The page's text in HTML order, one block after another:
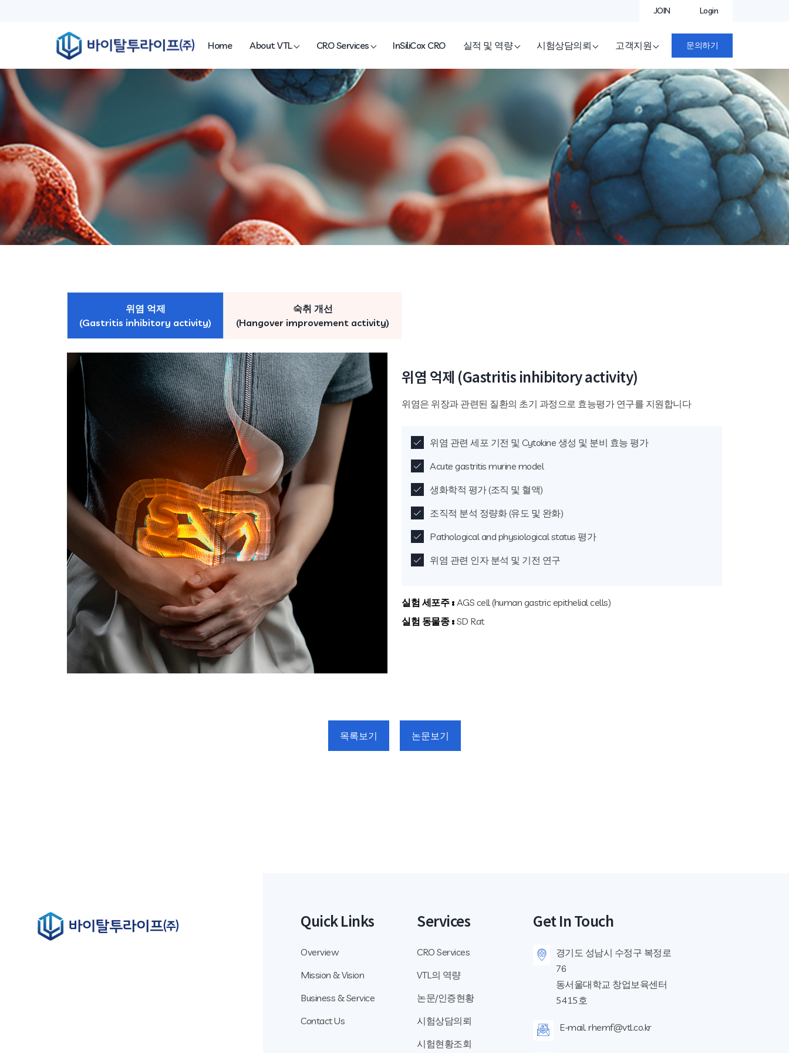
Login
JOIN
Home About VTL CRO Services InSiliCox CRO 실적 및 역량 시험상담의뢰 고객지원 문의하기
위염 억제
(Gastritis inhibitory activity)
숙취 개선
(Hangover improvement activity)
위염 억제 (Gastritis inhibitory activity)
위염은 위장과 관련된 질환의 초기 과정으로 효능평가 연구를 지원합니다
위염 관련 세포 기전 및 Cytokine 생성 및 분비 효능 평가
Acute gastritis murine model
생화학적 평가 (조직 및 혈액)
조직적 분석 정량화 (유도 및 완화)
Pathological and physiological status 평가
위염 관련 인자 분석 및 기전 연구
실험 세포주 : AGS cell (human gastric epithelial cells)
실험 동물종 : SD Rat
목록보기 논문보기
Quick Links
Overview
Mission & Vision
Business & Service
Contact Us
Services
CRO Services
VTL의 역량
논문/인증현황
시험상담의뢰
시험현황조회
Get In Touch
경기도 성남시 수정구 복정로
76
동서울대학교 창업보육센터
5415호
E-mail. rhemf@vtl.co.kr